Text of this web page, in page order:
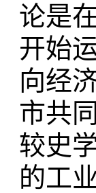
论是
开始
向经
市共
较史
的工